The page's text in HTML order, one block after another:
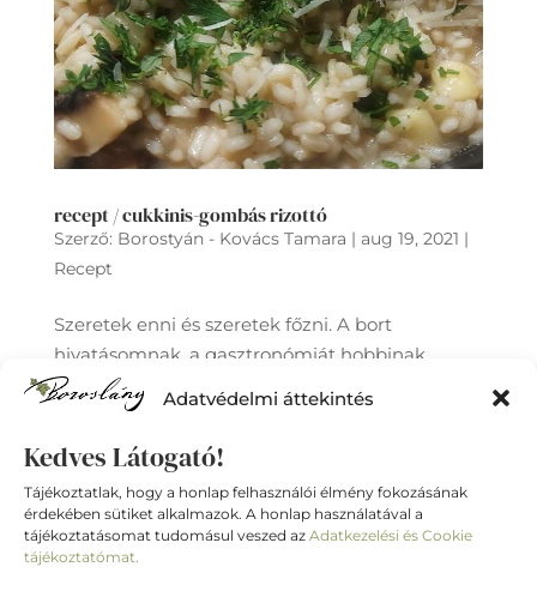
Adatvédelmi áttekintés
Kedves Látogató!
Tájékoztatlak, hogy a honlap felhasználói élmény fokozásának
érdekében sütiket alkalmazok. A honlap használatával a
tájékoztatásomat tudomásul veszed az Adatkezelési és Cookie
tájékoztatómat.
recept / cukkinis-gombás rizottó
Szerző: Borostyán - Kovács Tamara | aug 19, 2021 |
Recept
Szeretek enni és szeretek főzni. A bort
hivatásomnak, a gasztronómiát hobbinak
tekintem, ami kikapcsol. Ide gyűjtöm majd
kedvenc receptjeimet, ha van kedvetek
készítsétek el ezeket Ti is! „Az én ízlésem
roppant egyszerű: mindenből beérem a
legjobbal” Oscar...